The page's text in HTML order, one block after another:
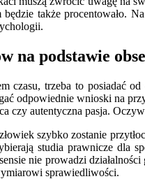
także procentowało.
na podstawie
czasu, trzeba to posiadać
odpowiednie wnioski na
czy autentyczna pasja.
szybko zostanie
studia prawnicze dla
nie prowadzi
sprawiedliwości.